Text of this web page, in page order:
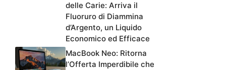
delle Carie: Arriva il
Fluoruro di Diammina
d’Argento, un Liquido
Economico ed Efficace
MacBook Neo: Ritorna
l’Offerta Imperdibile che